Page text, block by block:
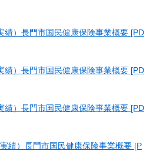
績）長門市国民健康保険事業概要 [PD
績）長門市国民健康保険事業概要 [PD
績）長門市国民健康保険事業概要 [PD
績）長門市国民健康保険事業概要 [P